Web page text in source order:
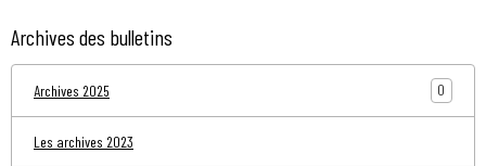
Archives des bulletins
Archives 2025 0
Les archives 2023